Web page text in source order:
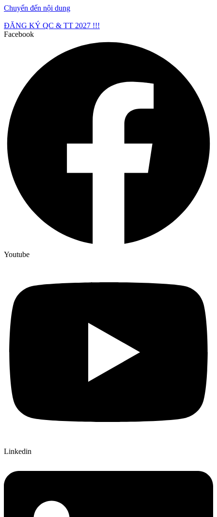
Chuyển đến nội dung
ĐĂNG KÝ QC & TT 2027 !!!
Facebook
Youtube
Linkedin